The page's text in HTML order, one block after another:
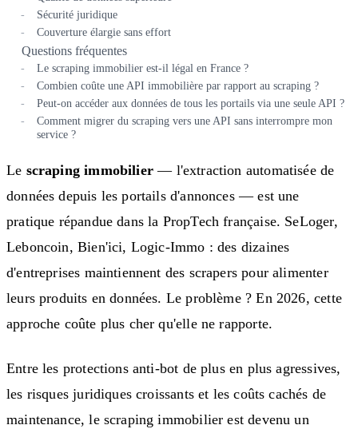
Sécurité juridique
Couverture élargie sans effort
Questions fréquentes
Le scraping immobilier est-il légal en France ?
Combien coûte une API immobilière par rapport au scraping ?
Peut-on accéder aux données de tous les portails via une seule API ?
Comment migrer du scraping vers une API sans interrompre mon
service ?
Le scraping immobilier— l'extraction automatisée de
données depuis les portails d'annonces — est une
pratique répandue dans la PropTech française. SeLoger,
Leboncoin, Bien'ici, Logic-Immo : des dizaines
d'entreprises maintiennent des scrapers pour alimenter
leurs produits en données. Le problème ? En 2026, cette
approche coûte plus cher qu'elle ne rapporte.
Entre les protections anti-bot de plus en plus agressives,
les risques juridiques croissants et les coûts cachés de
maintenance, le scraping immobilier est devenu un